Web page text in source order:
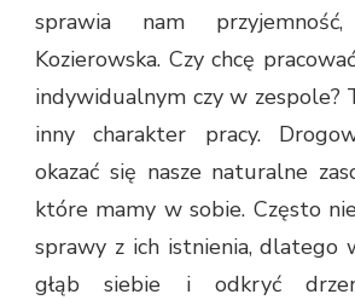
sprawia nam
Kozierowska. Czy chcę
indywidualnym czy w zespole?
inny charakter pracy.
okazać się nasze naturalne
które mamy w sobie. Często
sprawy z ich istnienia, dlatego
głąb siebie i odkryć